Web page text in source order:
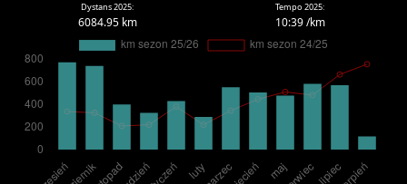
Dystans 2025:
6084.95 km
Tempo 2025:
10:39 /km